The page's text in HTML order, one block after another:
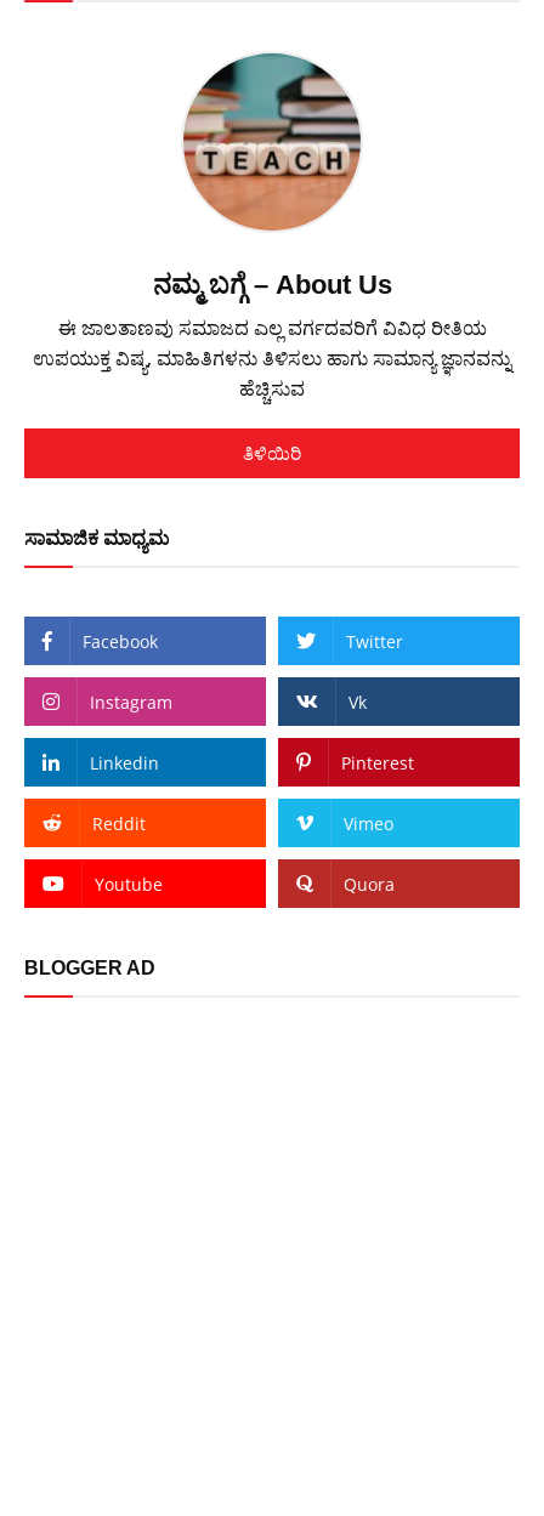
ನಮ್ಮ ಬಗ್ಗೆ – About Us
ಈ ಜಾಲತಾಣವು ಸಮಾಜದ ಎಲ್ಲ ವರ್ಗದವರಿಗೆ ವಿವಿಧ ರೀತಿಯ
ಉಪಯುಕ್ತ ವಿಷ್ಯ, ಮಾಹಿತಿಗಳನು ತಿಳಿಸಲು ಹಾಗು ಸಾಮಾನ್ಯ ಜ್ಞಾನವನ್ನು
ಹೆಚ್ಚಿಸುವ
ತಿಳಿಯಿರಿ
ಸಾಮಾಜಿಕ ಮಾಧ್ಯಮ
Facebook Twitter
Instagram Vk
Linkedin Pinterest
Reddit Vimeo
Youtube Quora
BLOGGER AD